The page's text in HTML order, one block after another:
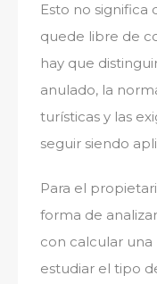
Esto no
quede libre de
hay que
anulado, la
turísticas y las
seguir siendo
Para el
forma de
con calcular
estudiar el tipo